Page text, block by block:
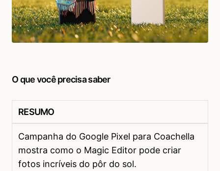
O que você precisa saber
RESUMO
Campanha do Google Pixel para Coachella
mostra como o Magic Editor pode criar
fotos incríveis do pôr do sol.